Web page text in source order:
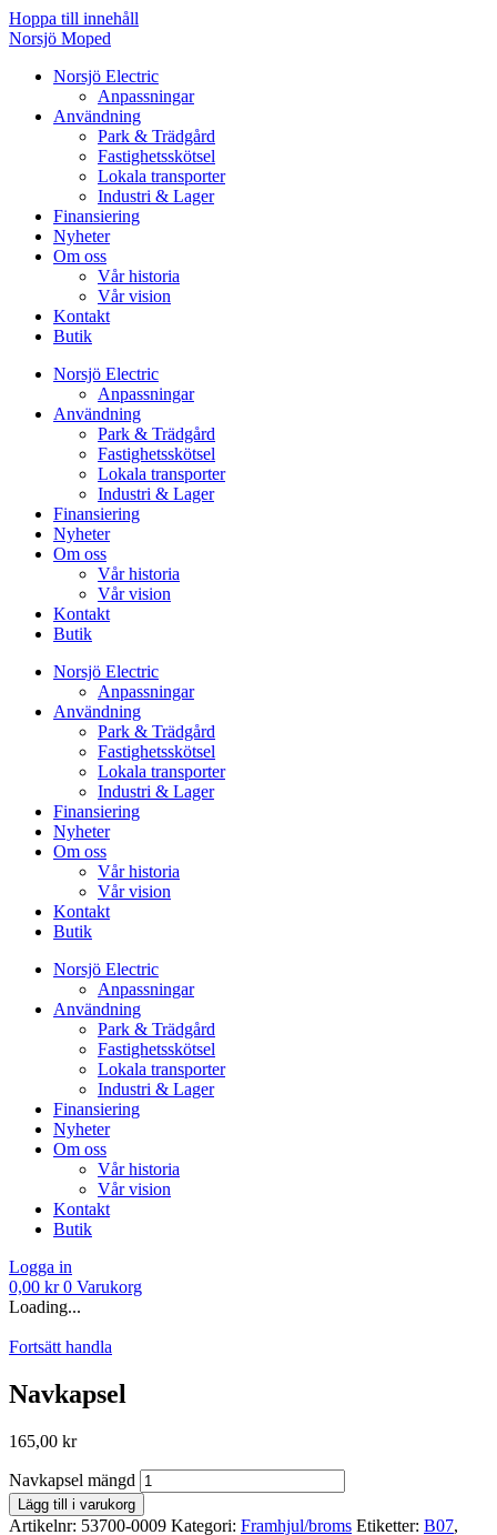
Hoppa till innehåll
Norsjö Moped
Norsjö Electric
Anpassningar
Användning
Park & Trädgård
Fastighetsskötsel
Lokala transporter
Industri & Lager
Finansiering
Nyheter
Om oss
Vår historia
Vår vision
Kontakt
Butik
Norsjö Electric
Anpassningar
Användning
Park & Trädgård
Fastighetsskötsel
Lokala transporter
Industri & Lager
Finansiering
Nyheter
Om oss
Vår historia
Vår vision
Kontakt
Butik
Norsjö Electric
Anpassningar
Användning
Park & Trädgård
Fastighetsskötsel
Lokala transporter
Industri & Lager
Finansiering
Nyheter
Om oss
Vår historia
Vår vision
Kontakt
Butik
Norsjö Electric
Anpassningar
Användning
Park & Trädgård
Fastighetsskötsel
Lokala transporter
Industri & Lager
Finansiering
Nyheter
Om oss
Vår historia
Vår vision
Kontakt
Butik
Logga in
0,00 kr 0 Varukorg
Loading...
Fortsätt handla
Navkapsel
165,00 kr
Navkapsel mängd
Lägg till i varukorg
Artikelnr: 53700-0009 Kategori: Framhjul/broms Etiketter: B07,